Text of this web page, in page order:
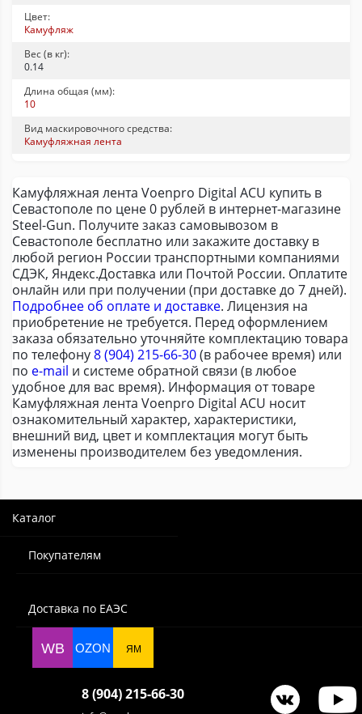
Цвет:
Камуфляж
Вес (в кг):
0.14
Длина общая (мм):
10
Вид маскировочного средства:
Камуфляжная лента
Камуфляжная лента Voenpro Digital ACU купить в
Севастополе по цене 0 рублей в интернет-магазине
Steel-Gun. Получите заказ самовывозом в
Севастополе бесплатно или закажите доставку в
любой регион России транспортными компаниями
СДЭК, Яндекс.Доставка или Почтой России. Оплатите
онлайн или при получении (при доставке до 7 дней).
Подробнее об оплате и доставке. Лицензия на
приобретение не требуется. Перед оформлением
заказа обязательно уточняйте комплектацию товара
по телефону8 (904) 215-66-30(в рабочее время) или
по e-mail и системе обратной связи (в любое
удобное для вас время). Информация от товаре
Камуфляжная лента Voenpro Digital ACU носит
ознакомительный характер, характеристики,
внешний вид, цвет и комплектация могут быть
изменены производителем без уведомления.
Каталог
Покупателям
Доставка по ЕАЭС
WB OZON ЯМ
8 (904) 215-66-30